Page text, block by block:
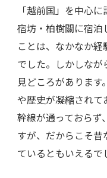
「越前国」を中心
宿坊・柏樹關に宿
ことは、なかなか
でした。しかしなが
見どころがありま
や歴史が凝縮されて
幹線が通っておらず
すが、だからこそ
ているともいえるで